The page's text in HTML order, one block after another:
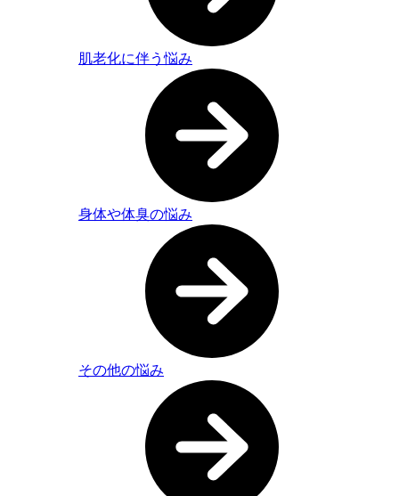
肌老化に伴う悩み
身体や体臭の悩み
その他の悩み